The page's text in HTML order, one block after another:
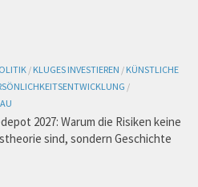
/ KLUGES INVESTIEREN / KÜNSTLICHE
/
2027: Warum die Risiken keine
sind, sondern Geschichte